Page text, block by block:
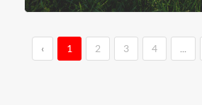
‹ 1 2 3 4